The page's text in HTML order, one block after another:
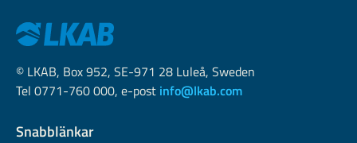
© LKAB, Box 952, SE-971 28 Luleå, Sweden
Tel 0771-760 000, e-post info@lkab.com
Snabblänkar